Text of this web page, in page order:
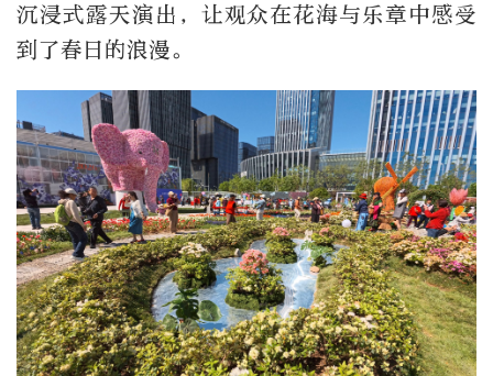
沉浸式露天演出，让观众在花海与乐章中感受
到了春日的浪漫。